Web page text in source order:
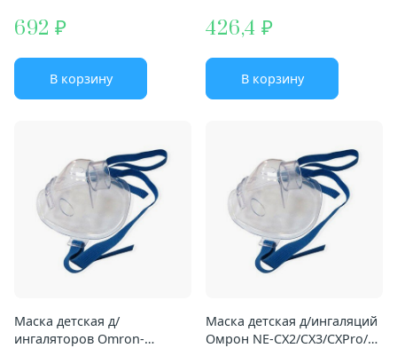
692
В корзину
426,4
В корзину
Маска детская д/
ингаляторов Omron-
Маска детская д/ингаляций
Омрон NE-CX2/CX3/CXPro/